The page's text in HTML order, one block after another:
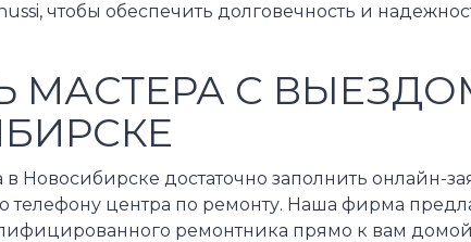
чтобы обеспечить долговечность и
МАСТЕРА С
в Новосибирске достаточно заполнить онлайн-
телефону центра по ремонту. Наша фирма
ремонтника прямо к вам